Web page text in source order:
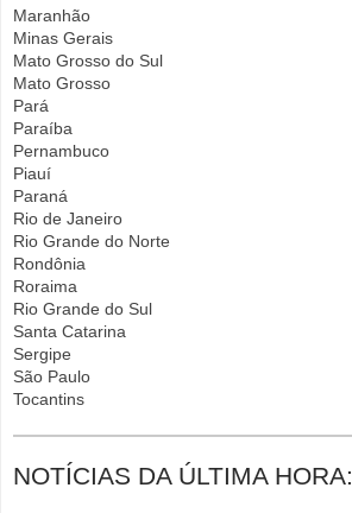
Maranhão
Minas Gerais
Mato Grosso do Sul
Mato Grosso
Pará
Paraíba
Pernambuco
Piauí
Paraná
Rio de Janeiro
Rio Grande do Norte
Rondônia
Roraima
Rio Grande do Sul
Santa Catarina
Sergipe
São Paulo
Tocantins
NOTÍCIAS DA ÚLTIMA HORA: